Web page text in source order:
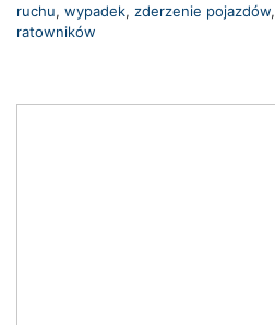
ruchu, wypadek, zderzenie pojazdów,
ratowników